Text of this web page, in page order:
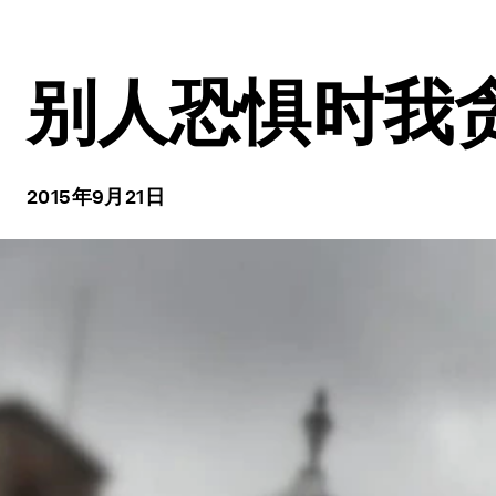
别人恐惧时我
2015年9月21日